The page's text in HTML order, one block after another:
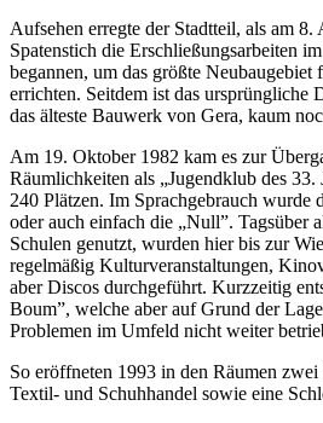
Aufsehen erregte der Stadtteil, als am
Spatenstich die Erschließungsarbeiten
begannen, um das größte
errichten. Seitdem ist das ursprüngliche
das älteste Bauwerk von Gera, kaum
Am 19. Oktober 1982 kam es zur
Räumlichkeiten als „Jugendklub des 33.
240 Plätzen. Im Sprachgebrauch wurde
oder auch einfach die „Null”. Tagsüber
Schulen genutzt, wurden hier bis zur
regelmäßig Kulturveranstaltungen,
aber Discos durchgeführt. Kurzzeitig
Boum”, welche aber auf Grund der
Problemen im Umfeld nicht weiter
So eröffneten 1993 in den Räumen zwei
Textil- und Schuhhandel sowie eine